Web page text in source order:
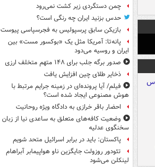
چمن دستگردی زیر کشت نمی‌رود
حدس بزنید ایران چه رنگی است؟
بازیکن سابق پرسپولیس به فجرسپاسی پیوست
پانه‌تا: آمریکا مثل یک «بوکسور مست» بین
ایران و روسیه می‌دود
صدور برگه جلب برای ۱۴۸ متهم متخلف ارزی
ذخایر طلای چین افزایش یافت
فیلم/ آیا پرونده‌ای در زمینه جرایم مرتبط با
هوش مصنوعی ایجاد شده است؟
احضار باقر خرازی به دادگاه ویژه روحانیت
وضعیت کافه‌های متعلق به ساعدی نیا از زبان
سخنگوی عدلیه
پاکستان: باید در برابر اسرائیل متحد شویم
تئودور روزولت جایگزین ناو هواپیمابر آبراهام
لینکلن می‌شود